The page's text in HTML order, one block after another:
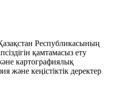
Республикасының
қамтамасыз ету
картографиялық
және кеңістіктік деректер